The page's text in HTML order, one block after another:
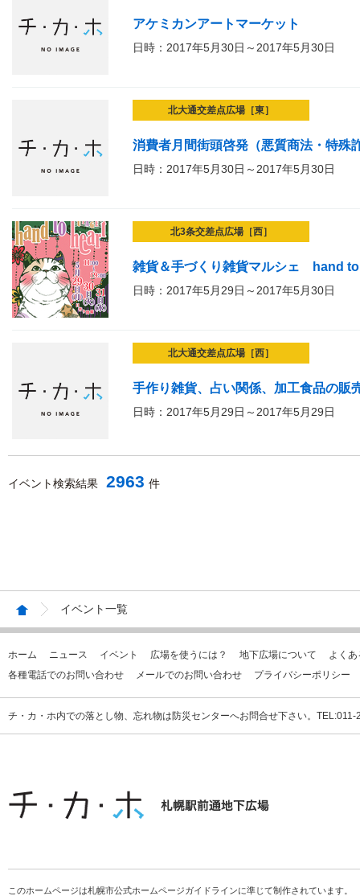
アケミカンアートマーケット
日時：2017年5月30日～2017年5月30日
北大通交差点広場［東］
消費者月間街頭啓発（悪質商法・特殊
日時：2017年5月30日～2017年5月30日
北3条交差点広場［西］
雑貨＆手づくり雑貨マルシェ hand
日時：2017年5月29日～2017年5月30日
北大通交差点広場［西］
手作り雑貨、占い関係、加工食品の
日時：2017年5月29日～2017年5月29日
イベント検索結果 2963 件
イベント一覧
ホーム ニュース イベント 広場を使うには？ 地下広場について
よく
各種電話でのお問い合わせ
メールでのお問い合わせ プライバシーポリシー
チ・カ・ホ内での落とし物、忘れ物は防災センターへお問合せ下さい。
このホームページは札幌市公式ホームページガイドラインに準じて制作されています。